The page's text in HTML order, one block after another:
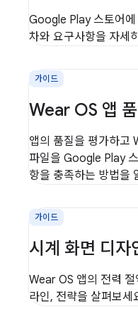
Google Play 스토어에
차와 요구사항을 자세
가이드
Wear OS 앱
앱의 품질을 평가하고
파일을 Google Play
항을 충족하는 방법을
가이드
시계 화면 디자
Wear OS 앱의 전력
라인, 전략을 살펴보세